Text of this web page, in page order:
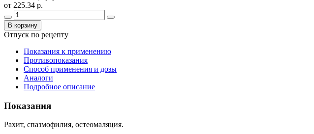
от 225.34 р.
В корзину
Отпуск по рецепту
Показания к применению
Противопоказания
Способ применения и дозы
Аналоги
Подробное описание
Показания
Рахит, спазмофилия, остеомаляция.